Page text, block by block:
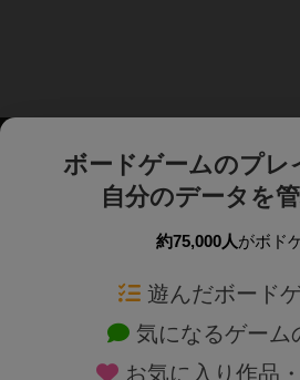
ボードゲームのプレ
自分のデータを
約75,000人がボド
遊んだボード
気になるゲーム
お気に入り作品
ボードゲームを検索する